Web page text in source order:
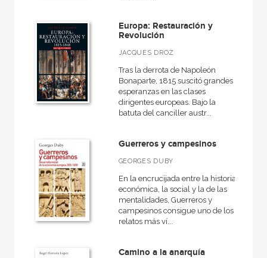
Europa: Restauración y
Revolución
JACQUES DROZ
Tras la derrota de Napoleón
Bonaparte, 1815 suscitó grandes
esperanzas en las clases
dirigentes europeas. Bajo la
batuta del canciller austr...
Guerreros y campesinos
GEORGES DUBY
En la encrucijada entre la historia
económica, la social y la de las
mentalidades, Guerreros y
campesinos consigue uno de los
relatos más ví...
Camino a la anarquía